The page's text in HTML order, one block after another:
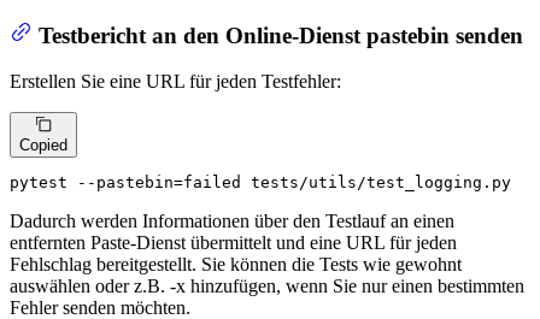
Testbericht an den Online-Dienst pastebin senden
Erstellen Sie eine URL für jeden Testfehler:
Copied
pytest --pastebin=failed tests/utils/test_logging.py
Dadurch werden Informationen über den Testlauf an einen
entfernten Paste-Dienst übermittelt und eine URL für jeden
Fehlschlag bereitgestellt. Sie können die Tests wie gewohnt
auswählen oder z.B. -x hinzufügen, wenn Sie nur einen bestimmten
Fehler senden möchten.